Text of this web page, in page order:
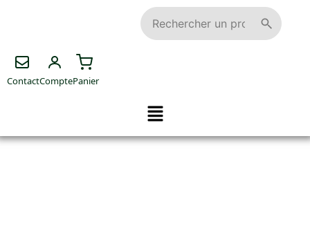
ContactComptePanier